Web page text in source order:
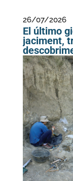
26/07/2026
El último
jaciment,